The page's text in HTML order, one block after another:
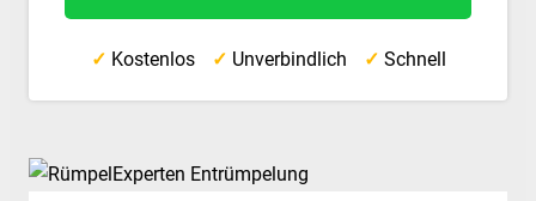
✓ Kostenlos ✓ Unverbindlich ✓ Schnell